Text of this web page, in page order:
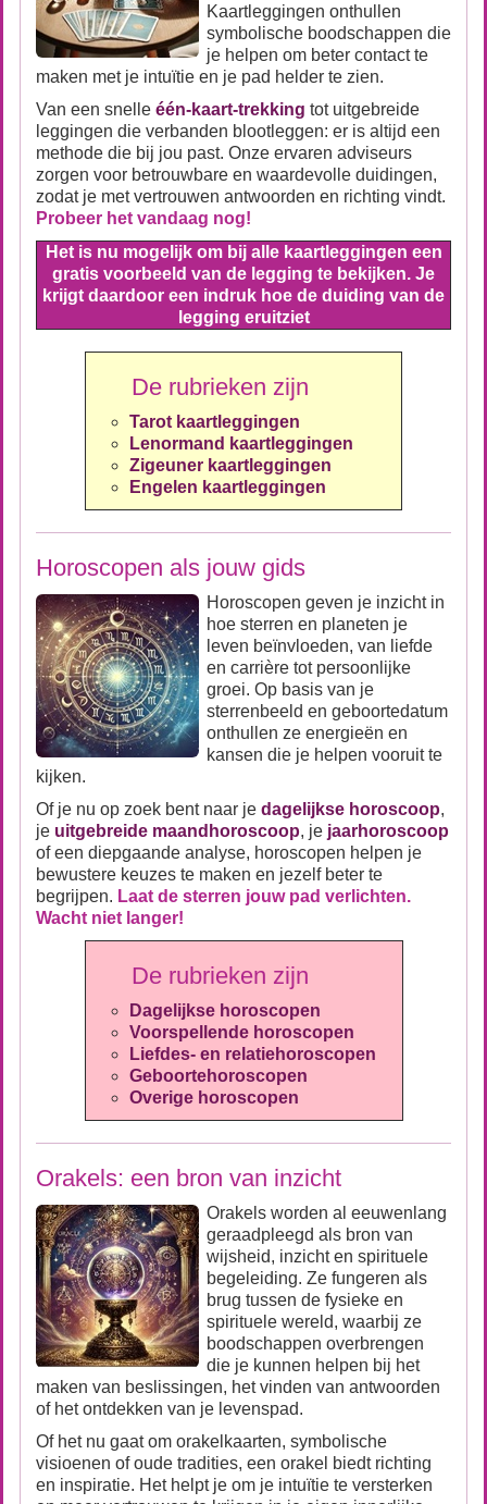
Kaartleggingen onthullen
symbolische boodschappen die
je helpen om beter contact te
maken met je intuïtie en je pad helder te zien.
Van een snelle één-kaart-trekking tot uitgebreide
leggingen die verbanden blootleggen: er is altijd een
methode die bij jou past. Onze ervaren adviseurs
zorgen voor betrouwbare en waardevolle duidingen,
zodat je met vertrouwen antwoorden en richting vindt.
Probeer het vandaag nog!
Het is nu mogelijk om bij alle kaartleggingen een
gratis voorbeeld van de legging te bekijken. Je
krijgt daardoor een indruk hoe de duiding van de
legging eruitziet
De rubrieken zijn
Tarot kaartleggingen
Lenormand kaartleggingen
Zigeuner kaartleggingen
Engelen kaartleggingen
Horoscopen als jouw gids
Horoscopen geven je inzicht in
hoe sterren en planeten je
leven beïnvloeden, van liefde
en carrière tot persoonlijke
groei. Op basis van je
sterrenbeeld en geboortedatum
onthullen ze energieën en
kansen die je helpen vooruit te
kijken.
Of je nu op zoek bent naar je dagelijkse horoscoop,
je uitgebreide maandhoroscoop, je jaarhoroscoop
of een diepgaande analyse, horoscopen helpen je
bewustere keuzes te maken en jezelf beter te
begrijpen. Laat de sterren jouw pad verlichten.
Wacht niet langer!
De rubrieken zijn
Dagelijkse horoscopen
Voorspellende horoscopen
Liefdes- en relatiehoroscopen
Geboortehoroscopen
Overige horoscopen
Orakels: een bron van inzicht
Orakels worden al eeuwenlang
geraadpleegd als bron van
wijsheid, inzicht en spirituele
begeleiding. Ze fungeren als
brug tussen de fysieke en
spirituele wereld, waarbij ze
boodschappen overbrengen
die je kunnen helpen bij het
maken van beslissingen, het vinden van antwoorden
of het ontdekken van je levenspad.
Of het nu gaat om orakelkaarten, symbolische
visioenen of oude tradities, een orakel biedt richting
en inspiratie. Het helpt je om je intuïtie te versterken